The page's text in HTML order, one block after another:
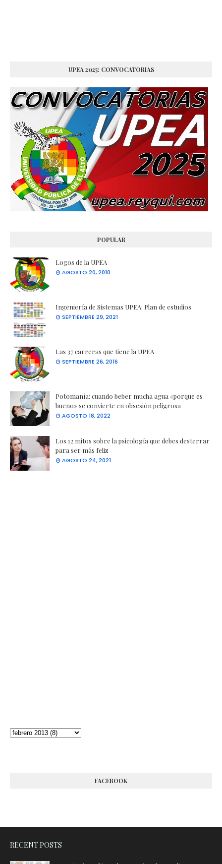
UPEA 2025: CONVOCATORIAS
POPULAR
Logos de la UPEA
AGOSTO 20, 2010
Ingeniería de Sistemas UPEA: Plan de estudios
SEPTIEMBRE 29, 2021
Las 37 carreras que tiene la UPEA
SEPTIEMBRE 26, 2016
Potomanía: cuando beber mucha agua «porque es
bueno» se convierte en obsesión peligrosa
AGOSTO 18, 2022
Los 12 mitos sobre la psicología que debes desterrar
para ser más feliz
AGOSTO 24, 2021
FACEBOOK
RECENT POSTS